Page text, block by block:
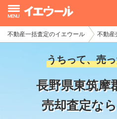
不動産一括査定のイエウール 不動産
うちって、売
長野県東筑摩
売却査定な
イエウール加盟希望の不動産会
初めての方へ
不動産売却の流れ
不動産の売却・一括査定